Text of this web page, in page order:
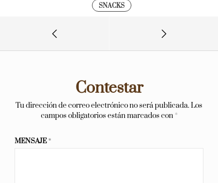
SNACKS
Contestar
Tu dirección de correo electrónico no será publicada.Los
campos obligatorios están marcados con *
MENSAJE*